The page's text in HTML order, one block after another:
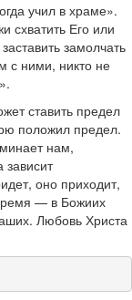
учил в храме».
схватить Его или
замолчать
с ними, никто не
ставить предел
положил предел.
нам,
зависит
оно приходит,
— в Божиих
Любовь Христа